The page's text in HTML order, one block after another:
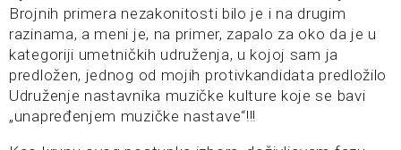
Brojnih primera nezakonitosti bilo je i na drugim
razinama, a meni je, na primer, zapalo za oko da je u
kategoriji umetničkih udruženja, u kojoj sam ja
predložen, jednog od mojih protivkandidata predložilo
Udruženje nastavnika muzičke kulture koje se bavi
„unapređenjem muzičke nastave“!!!